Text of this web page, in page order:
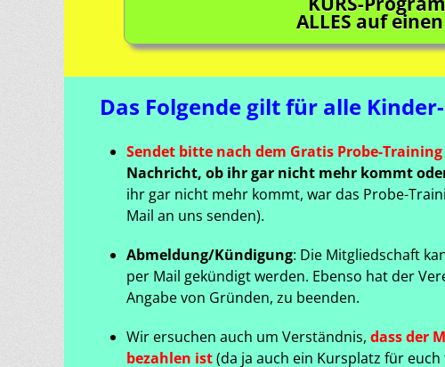
ALLES auf
Das Folgende gilt für alle
Sendet bitte nach dem Gratis Probe-
Nachricht, ob ihr gar nicht mehr kommt
ihr gar nicht mehr kommt, war das Probe-
Mail an uns senden).
Abmeldung/Kündigung: Die Mitgliedschaft
per Mail gekündigt werden. Ebenso hat der
Angabe von Gründen, zu beenden.
Wir ersuchen auch um Verständnis, dass der
bezahlen ist(da ja auch ein Kursplatz für